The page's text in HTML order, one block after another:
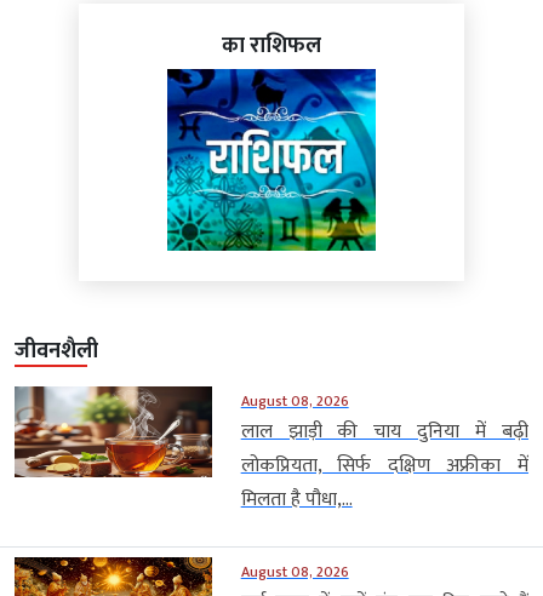
का राशिफल
जीवनशैली
August 08, 2026
लाल झाड़ी की चाय दुनिया में बढ़ी
लोकप्रियता, सिर्फ दक्षिण अफ्रीका में
मिलता है पौधा,...
August 08, 2026